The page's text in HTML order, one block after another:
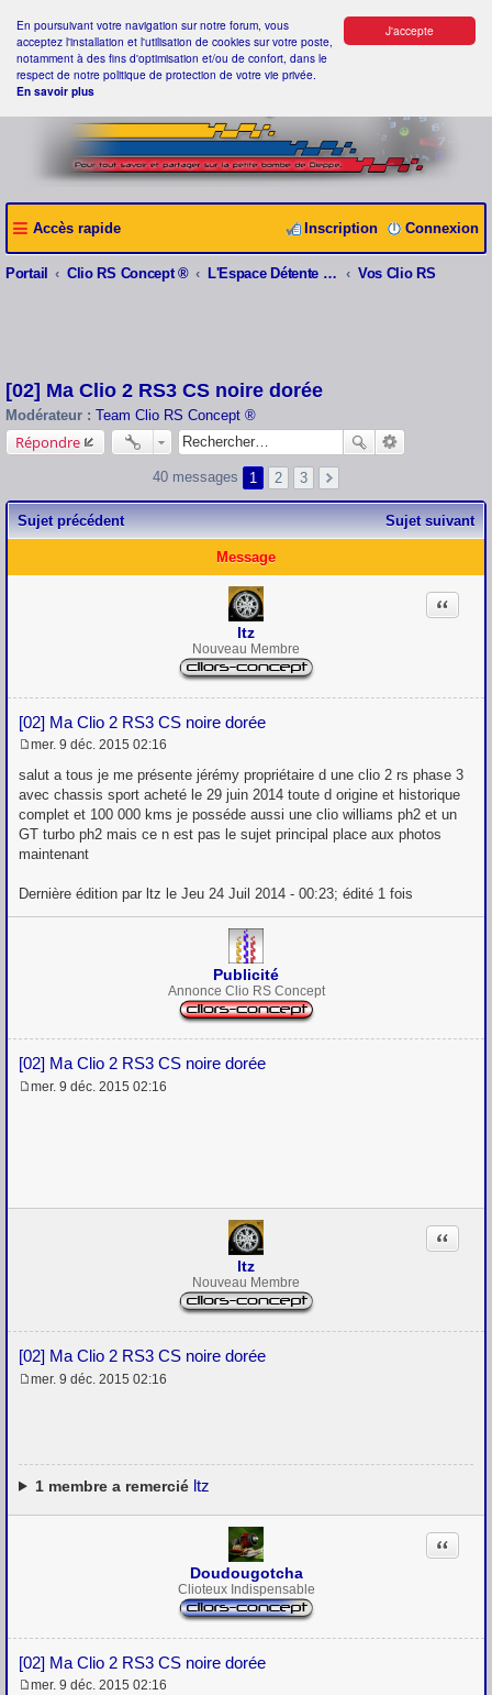
J'accepte
En poursuivant votre navigation sur notre forum, vous
acceptez l'installation et l'utilisation de cookies sur votre poste,
notamment à des fins d'optimisation et/ou de confort, dans le
respect de notre politique de protection de votre vie privée.
En savoir plus
Accès rapide Connexion
Inscription
Portail Clio RS Concept ® L'Espace Détente Clio RS Concept ® Vos Clio RS
[02] Ma Clio 2 RS3 CS noire dorée
Modérateur : Team Clio RS Concept ®
Répondre
40 messages 1 2 3
Sujet précédent Sujet suivant
Message
ltz
Nouveau Membre
[02] Ma Clio 2 RS3 CS noire dorée
Citation
e
s
a
g
e
mer. 9 déc. 2015 02:16
salut a tous je me présente jérémy propriétaire d une clio 2 rs phase 3
avec chassis sport acheté le 29 juin 2014 toute d origine et historique
complet et 100 000 kms je posséde aussi une clio williams ph2 et un
GT turbo ph2 mais ce n est pas le sujet principal place aux photos
maintenant
Dernière édition par ltz le Jeu 24 Juil 2014 - 00:23; édité 1 fois
Publicité
Annonce Clio RS Concept
[02] Ma Clio 2 RS3 CS noire dorée
mer. 9 déc. 2015 02:16
ltz
Nouveau Membre
[02] Ma Clio 2 RS3 CS noire dorée
Citation
g
e
mer. 9 déc. 2015 02:16
1membre a remercié ltz
Doudougotcha
Clioteux Indispensable
[02] Ma Clio 2 RS3 CS noire dorée
Citation
mer. 9 déc. 2015 02:16